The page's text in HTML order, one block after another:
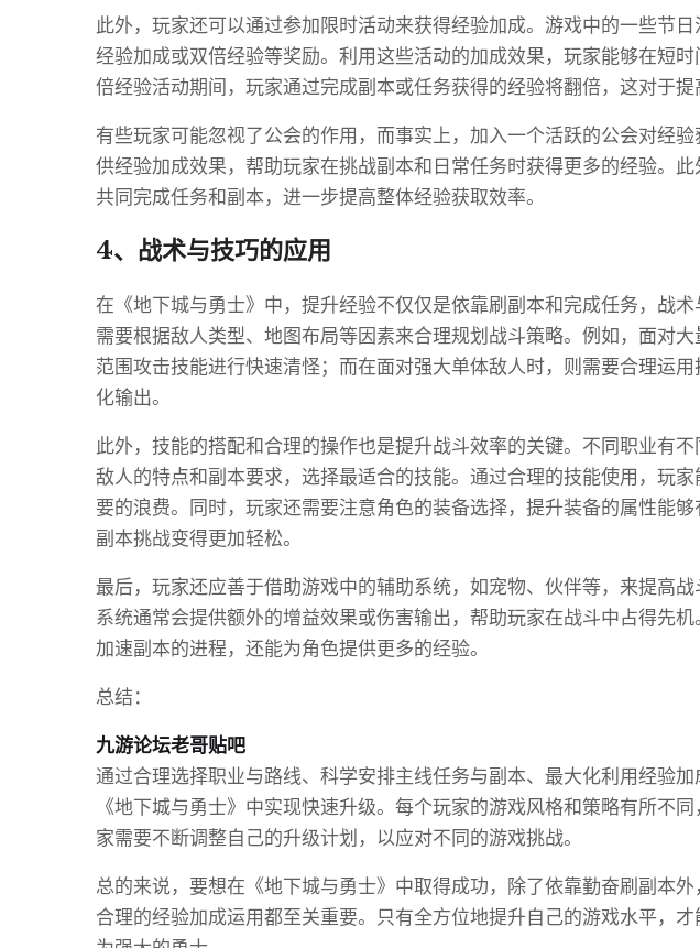
此外，玩家还可以通过参加限时活动来获得经验加成。游戏中的一些节
经验加成或双倍经验等奖励。利用这些活动的加成效果，玩家能够在短
倍经验活动期间，玩家通过完成副本或任务获得的经验将翻倍，这对于提
有些玩家可能忽视了公会的作用，而事实上，加入一个活跃的公会对经
供经验加成效果，帮助玩家在挑战副本和日常任务时获得更多的经验。
共同完成任务和副本，进一步提高整体经验获取效率。
4、战术与技巧的应用
在《地下城与勇士》中，提升经验不仅仅是依靠刷副本和完成任务，战
需要根据敌人类型、地图布局等因素来合理规划战斗策略。例如，面对
范围攻击技能进行快速清怪；而在面对强大单体敌人时，则需要合理运
化输出。
此外，技能的搭配和合理的操作也是提升战斗效率的关键。不同职业有
敌人的特点和副本要求，选择最适合的技能。通过合理的技能使用，玩
要的浪费。同时，玩家还需要注意角色的装备选择，提升装备的属性能
副本挑战变得更加轻松。
最后，玩家还应善于借助游戏中的辅助系统，如宠物、伙伴等，来提高
系统通常会提供额外的增益效果或伤害输出，帮助玩家在战斗中占得先
加速副本的进程，还能为角色提供更多的经验。
总结：
九游论坛老哥贴吧
通过合理选择职业与路线、科学安排主线任务与副本、最大化利用经验
《地下城与勇士》中实现快速升级。每个玩家的游戏风格和策略有所不
家需要不断调整自己的升级计划，以应对不同的游戏挑战。
总的来说，要想在《地下城与勇士》中取得成功，除了依靠勤奋刷副本
合理的经验加成运用都至关重要。只有全方位地提升自己的游戏水平，